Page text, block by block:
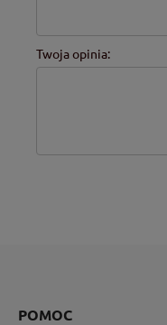
Twoja opinia:
POMOC